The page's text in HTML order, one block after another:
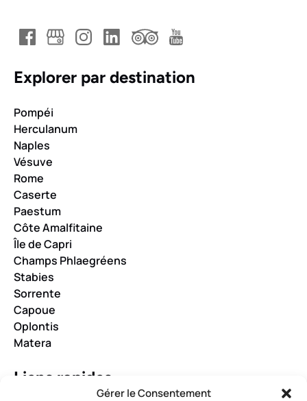
Gérer le Consentement
Explorer par destination
Pompéi
Herculanum
Naples
Vésuve
Rome
Caserte
Paestum
Côte Amalfitaine
Île de Capri
Champs Phlaegréens
Stabies
Sorrente
Capoue
Oplontis
Matera
Liens rapides